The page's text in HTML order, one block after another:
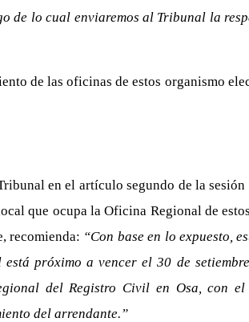
de lo cual enviaremos al Tribunal la
de las oficinas de estos organismo
en el artículo segundo de la
que ocupa la Oficina Regional de
recomienda: “Con base en lo expuesto,
próximo a vencer el 30 de
del Registro Civil en Osa, con
del arrendante.”